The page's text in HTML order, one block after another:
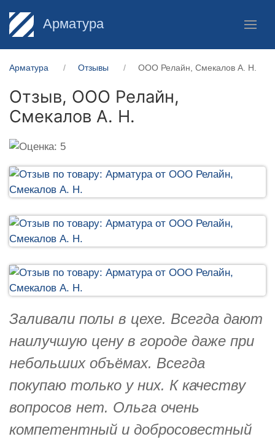
Арматура
Арматура Отзывы ООО Релайн, Смекалов А. Н.
Отзыв, ООО Релайн,
Смекалов А. Н.
Заливали полы в цехе. Всегда дают
наилучшую цену в городе даже при
небольших объёмах. Всегда
покупаю только у них. К качеству
вопросов нет. Ольга очень
компетентный и добросовестный